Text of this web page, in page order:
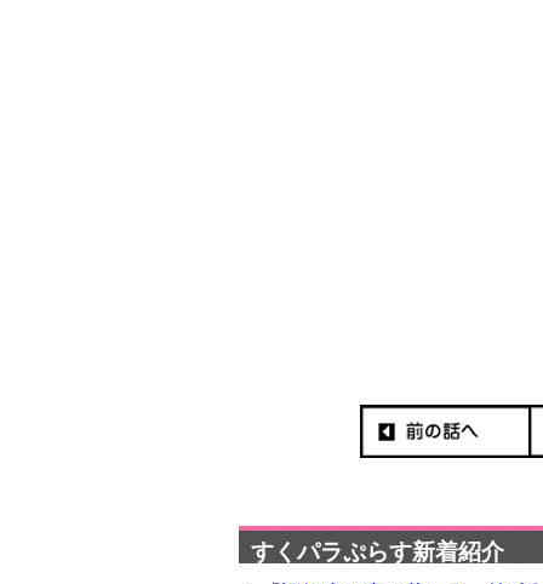
すくパラぷらす新着紹介